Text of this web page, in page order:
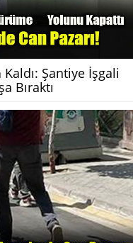
Şantiye İşgali
Bıraktı